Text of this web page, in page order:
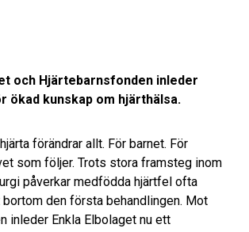
och Hjärtebarnsfonden inleder
ökad kunskap om hjärthälsa.
förändrar allt. För barnet. För
som följer. Trots stora framsteg inom
påverkar medfödda hjärtfel ofta
bortom den första behandlingen. Mot
inleder Enkla Elbolaget nu ett